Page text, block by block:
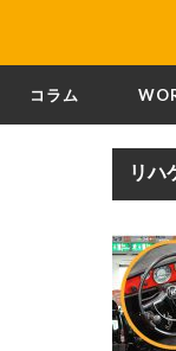
コラム
リハ